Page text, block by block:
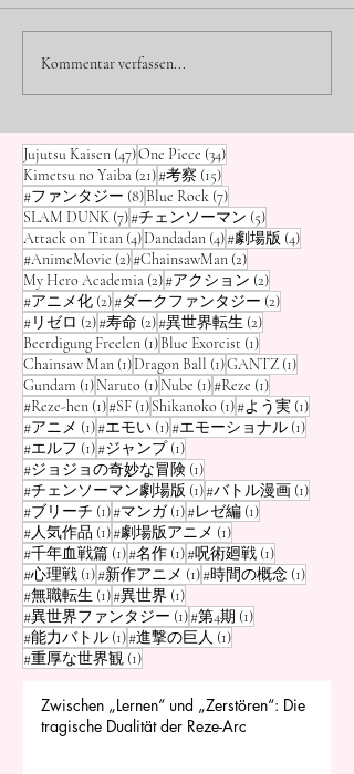
Verlust und Erinnerung
lehrt
„Frieren“: Warum wir den Wert
unserer Mitmenschen oft erst
Kommentar verfassen...
Jujutsu Kaisen (47)47 Beiträge
One Piece (34)34 Beiträge
Kimetsu no Yaiba (21)21 Beiträge
#考察 (15)15 Beiträge
#ファンタジー (8)8 Beiträge
Blue Rock (7)7 Beiträge
SLAM DUNK (7)7 Beiträge
#チェンソーマン (5)5 Beiträge
Attack on Titan (4)4 Beiträge
Dandadan (4)4 Beiträge
#劇場版 (4)4 Beiträge
#AnimeMovie (2)2 Beiträge
#ChainsawMan (2)2 Beiträge
My Hero Academia (2)2 Beiträge
#アクション (2)2 Beiträge
#アニメ化 (2)2 Beiträge
#ダークファンタジー (2)2 Beiträge
#リゼロ (2)2 Beiträge
#寿命 (2)2 Beiträge
#異世界転生 (2)2 Beiträge
Beerdigung Freelen (1)1 Beitrag
Blue Exorcist (1)1 Beitrag
Chainsaw Man (1)1 Beitrag
Dragon Ball (1)1 Beitrag
GANTZ (1)1 Beitrag
Gundam (1)1 Beitrag
Naruto (1)1 Beitrag
Nube (1)1 Beitrag
#Reze (1)1 Beitrag
#Reze-hen (1)1 Beitrag
#SF (1)1 Beitrag
Shikanoko (1)1 Beitrag
#よう実 (1)1 Beitrag
#アニメ (1)1 Beitrag
#エモい (1)1 Beitrag
#エモーショナル (1)1 Beitrag
#エルフ (1)1 Beitrag
#ジャンプ (1)1 Beitrag
#ジョジョの奇妙な冒険 (1)1 Beitrag
#チェンソーマン劇場版 (1)1 Beitrag
#バトル漫画 (1)1 Beitrag
#ブリーチ (1)1 Beitrag
#マンガ (1)1 Beitrag
#レゼ編 (1)1 Beitrag
#人気作品 (1)1 Beitrag
#劇場版アニメ (1)1 Beitrag
#千年血戦篇 (1)1 Beitrag
#名作 (1)1 Beitrag
#呪術廻戦 (1)1 Beitrag
#心理戦 (1)1 Beitrag
#新作アニメ (1)1 Beitrag
#時間の概念 (1)1 Beitrag
#無職転生 (1)1 Beitrag
#異世界 (1)1 Beitrag
#異世界ファンタジー (1)1 Beitrag
#第4期 (1)1 Beitrag
#能力バトル (1)1 Beitrag
#進撃の巨人 (1)1 Beitrag
#重厚な世界観 (1)1 Beitrag
Zwischen „Lernen“ und „Zerstören“: Die
tragische Dualität der Reze-Arc